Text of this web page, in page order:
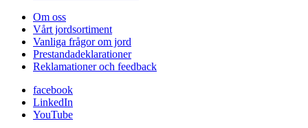
Om oss
Vårt jordsortiment
Vanliga frågor om jord
Prestanda­deklarationer
Reklamationer och feedback
facebook
LinkedIn
YouTube